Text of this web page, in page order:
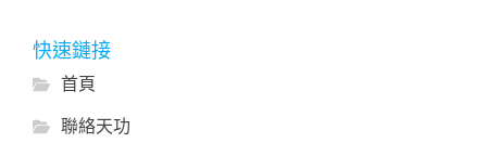
快速鏈接
首頁
聯絡天功